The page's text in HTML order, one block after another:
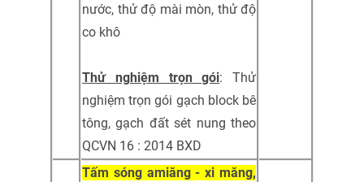
nước, thử độ mài mòn, thử độ
co khô
Thử nghiệm trọn gói: Thử
nghiệm trọn gói gạch block bê
tông, gạch đất sét nung theo
QCVN 16 : 2014 BXD
Tấm sóng amiăng - xi măng,